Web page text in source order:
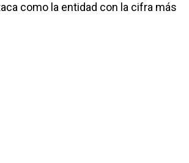
como la entidad con la cifra más